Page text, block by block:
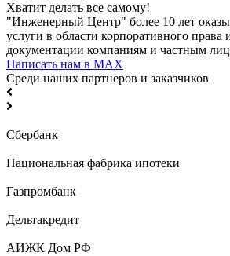
Хватит делать все самому!
"Инженерный Центр" более 10 лет
услуги в области корпоративного права
документации компаниям и частным
Написать нам в МАХ
Среди наших партнеров и заказчиков
Сбербанк
Национальная фабрика ипотеки
Газпромбанк
Дельтакредит
АИЖК Дом РФ